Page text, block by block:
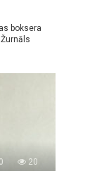
boksera
0 20